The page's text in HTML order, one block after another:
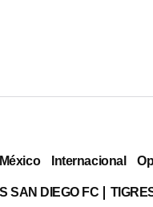
México Internacional
SAN DIEGO FC